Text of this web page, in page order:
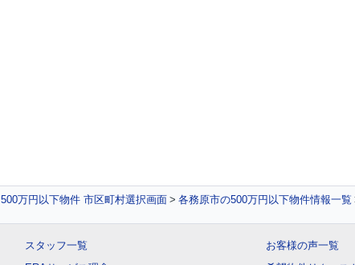
500万円以下物件 市区町村選択画面 各務原市の500万円以下物件情報一覧
スタッフ一覧
お客様の声一覧